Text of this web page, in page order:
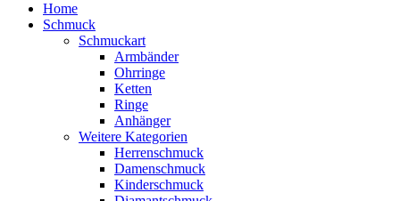
Home
Schmuck
Schmuckart
Armbänder
Ohrringe
Ketten
Ringe
Anhänger
Weitere Kategorien
Herrenschmuck
Damenschmuck
Kinderschmuck